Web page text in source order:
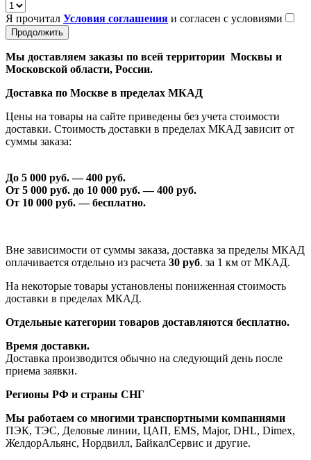
Я прочитал Условия соглашения и согласен с условиями
Продолжить
Мы доставляем заказы по всей территории Москвы и
Московской области, России.
Доставка по Москве в пределах МКАД
Цены на товары на сайте приведены без учета стоимости
доставки. Стоимость доставки в пределах МКАД зависит от
суммы заказа:
До 5 000 руб. —400 руб.
От 5 000 руб. до 10 000 руб. —400 руб.
От 10 000 руб. — бесплатно.
Вне зависимости от суммы заказа, доставка за пределы МКАД
оплачивается отдельно из расчета 30 руб. за 1 км от МКАД.
На некоторые товары установлены пониженная стоимость
доставки в пределах МКАД.
Отдельные категории товаров доставляются бесплатно.
Время доставки.
Доставка производится обычно на следующий день после
приема заявки.
Регионы РФ и страны СНГ
Мы работаем со многими транспортными компаниями
ПЭК, ТЭС, Деловые линии, ЦАП, EMS, Major, DHL, Dimex,
ЖелдорАльянс, Нордвилл, БайкалСервис и другие.